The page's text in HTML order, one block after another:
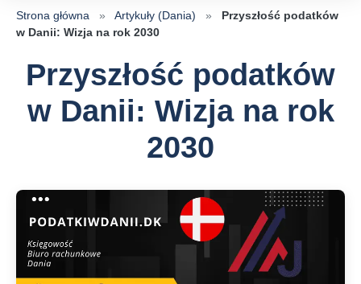
Strona główna » Artykuły (Dania) »
Przyszłość podatków
w Danii: Wizja na rok 2030
Przyszłość podatków
w Danii: Wizja na rok
2030